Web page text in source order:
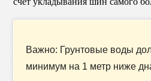
Важно: Грунтовые воды
минимум на 1 метр ниже